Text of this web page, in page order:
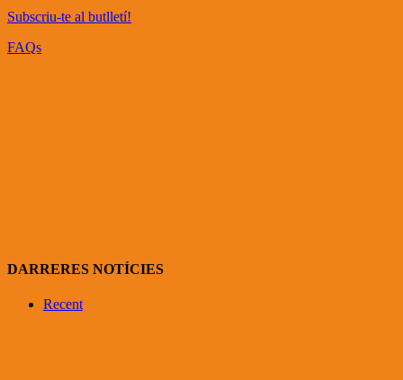
Subscriu-te al butlletí!
FAQs
DARRERES NOTÍCIES
Recent